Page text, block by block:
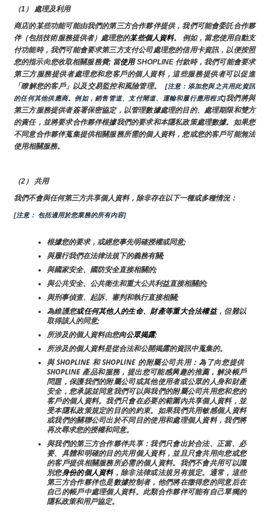
（1） 處理及利用
商店的某些功能可能由我們的第三方合作夥伴提供，我們可能會委託合作夥
伴（包括技術服務提供者）處理您的某些個人資料。 例如，當您使用自動支
付功能時，我們可能會要求第三方支付公司處理您的信用卡資訊，以便按照
您的指示向您收取相關服務費; 當使用 SHOPLINE 付款時，我們可能會要求
第三方服務提供者處理您和您客戶的個人資料，這些服務提供者可以促進
「瞭解您的客戶」以及交易監控和風險管理。
[注意：添加您與之共用此資訊
的任何其他供應商。例如，銷售管道、支付閘道、運輸和履行應用程式]我們將與
第三方服務提供者簽署保密協定，以管理數據處理的目的、處理期限和雙方
的責任，並將要求合作夥伴根據我們的要求和本隱私政策處理數據。如果您
不同意合作夥伴蒐集提供相關服務所需的個人資料，您或您的客戶可能無法
使用相關服務。
（2） 共用
我們不會與任何第三方共享個人資料，除非存在以下一種或多種情況：
[注意： 包括適用於您業務的所有內容]
根據您的要求，或經您事先明確授權或同意;
與履行我們在法律法規下的義務有關;
與國家安全、國防安全直接相關的;
與公共安全、公共衛生和重大公共利益直接相關的;
與刑事偵查、起訴、審判和執行直接相關;
為維護您或任何其他人的生命、財產等重大合法權益，但難以
取得該人的同意;
所涉及的個人資料由您向公眾揭露;
所涉及的個人資料是從合法和公開揭露的資訊中蒐集的。
與 SHOPLINE 和 SHOPLINE 的附屬公司共用：為了向您提供
SHOPLINE 產品和服務，提出您可能感興趣的推薦，解決帳戶
問題，保護我們的附屬公司或其他使用者或公眾的人身和財產
安全，您承認並同意我們可以與我們的附屬公司共用您和您的
客戶的個人資料。我們只會在必要的範圍內共享個人資料，並
受本隱私政策規定的目的的約束。如果我們共用敏感個人資料
或我們的關聯公司出於不同目的使用和處理個人資料，我們將
再次尋求您的授權和同意。
與我們的第三方合作夥伴共享：我們只會出於合法、正當、必
要、具體和明確的目的共用個人資料，並且只會共用向您或您
的客戶提供相關服務所必需的個人資料。我們不會共用可以識
別您身份的個人資料，除非法律或法規另有規定。通常，這些
第三方合作夥伴也是數據控制者，他們將在徵得您的同意后在
自己的帳戶中處理個人資料。此類合作夥伴可能有自己單獨的
隱私政策和用戶協定。